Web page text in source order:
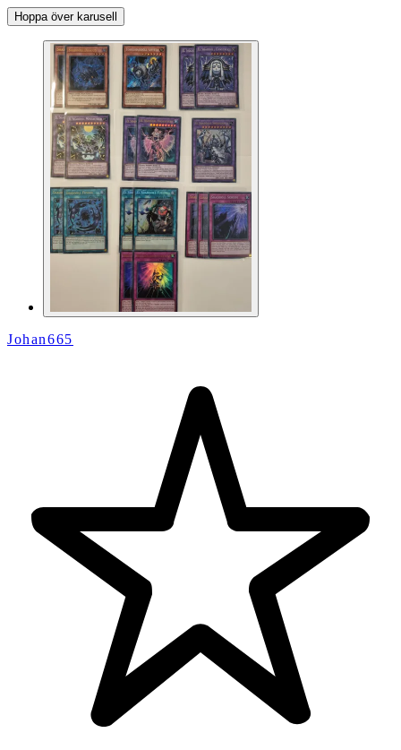
Hoppa över karusell
Johan665